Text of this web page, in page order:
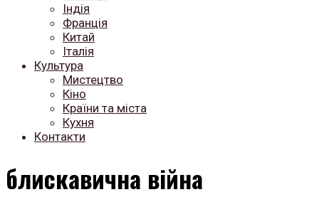
Індія
Франція
Китай
Італія
Культура
Мистецтво
Кіно
Країни та міста
Кухня
Контакти
блискавична війна